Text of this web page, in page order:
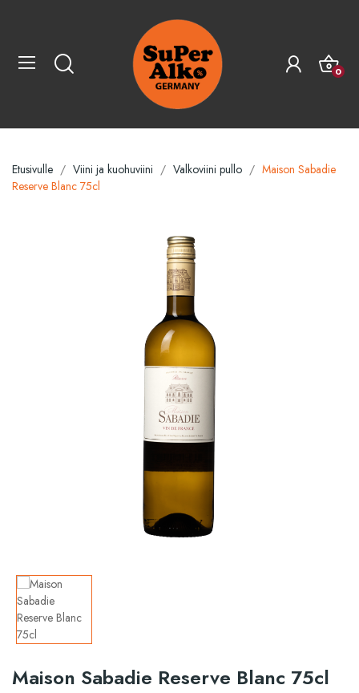
0
Etusivulle Viini ja kuohuviini Valkoviini pullo
Maison Sabadie
Reserve Blanc 75cl
Maison Sabadie Reserve Blanc 75cl